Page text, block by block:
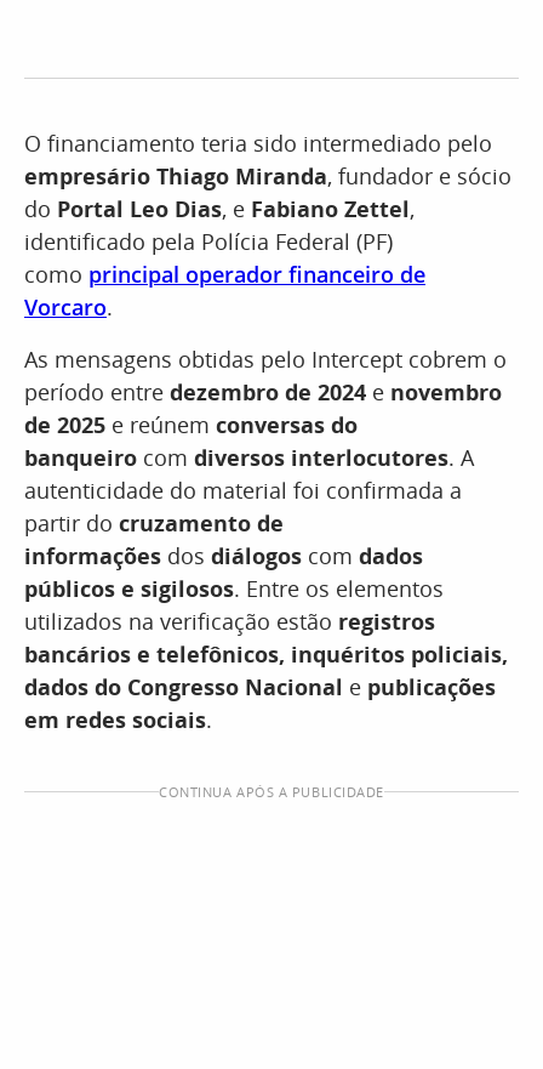
O financiamento teria sido intermediado pelo
empresário Thiago Miranda, fundador e sócio
do Portal Leo Dias, e Fabiano Zettel,
identificado pela Polícia Federal (PF)
como principal operador financeiro de
Vorcaro.
As mensagens obtidas pelo Intercept cobrem o
período entre dezembro de 2024 e novembro
de 2025 e reúnem conversas do
banqueiro com diversos interlocutores. A
autenticidade do material foi confirmada a
partir do cruzamento de
informações dos diálogos com dados
públicos e sigilosos. Entre os elementos
utilizados na verificação estão registros
bancários e telefônicos, inquéritos policiais,
dados do Congresso Nacional e publicações
em redes sociais.
CONTINUA APÓS A PUBLICIDADE